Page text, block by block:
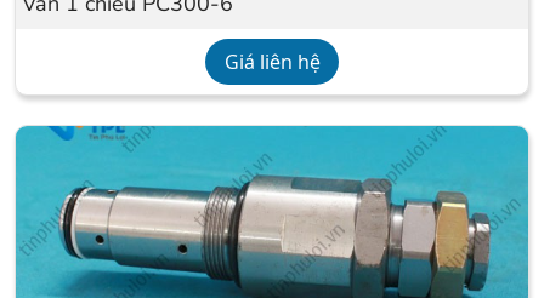
Giá liên hệ